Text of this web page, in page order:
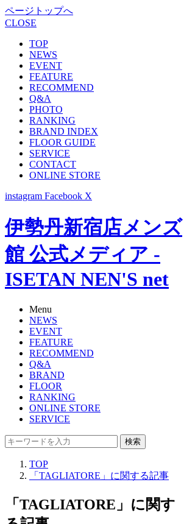
ページトップへ
CLOSE
TOP
NEWS
EVENT
FEATURE
RECOMMEND
Q&A
PHOTO
RANKING
BRAND INDEX
FLOOR GUIDE
SERVICE
CONTACT
ONLINE STORE
instagram Facebook X
伊勢丹新宿店メンズ
館 公式メディア -
ISETAN NEN'S net
Menu
NEWS
EVENT
FEATURE
RECOMMEND
Q&A
BRAND
FLOOR
RANKING
ONLINE STORE
SERVICE
検索
TOP
「TAGLIATORE」に関する記事
「TAGLIATORE」に関す